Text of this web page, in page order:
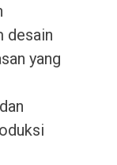
desain
yang